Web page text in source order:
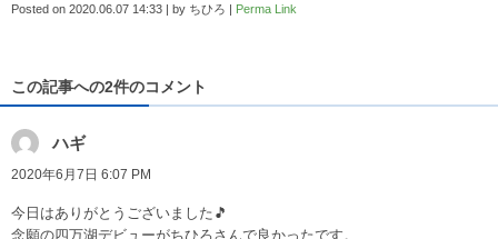
Posted on 2020.06.07 14:33 | by ちひろ | Perma Link
この記事への2件のコメント
ハギ
2020年6月7日 6:07 PM
今日はありがとうございました🎵
念願の四万湖デビューがちひろさんで良かったです。